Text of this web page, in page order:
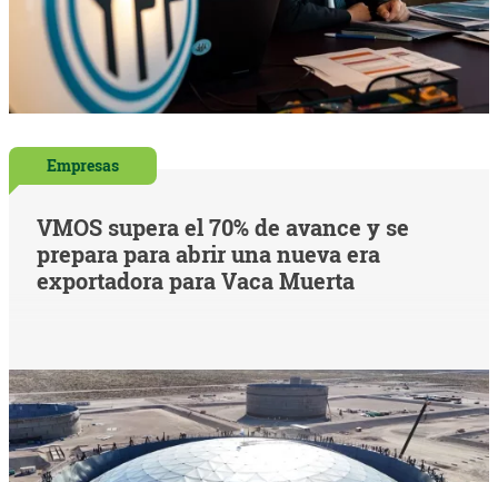
Empresas
VMOS supera el 70% de avance y se
prepara para abrir una nueva era
exportadora para Vaca Muerta